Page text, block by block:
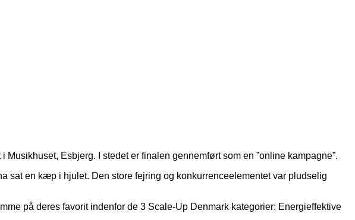
Esbjerg. I stedet er finalen gennemført som en ”online kampagne”.
sat en kæp i hjulet. Den store fejring og konkurrenceelementet var pludselig
på deres favorit indenfor de 3 Scale-Up Denmark kategorier: Energieffektive